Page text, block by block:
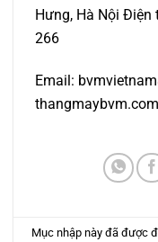
Hưng, Hà Nội Điện
266
Email:
thangmaybvm.com
Mục nhập này đã được